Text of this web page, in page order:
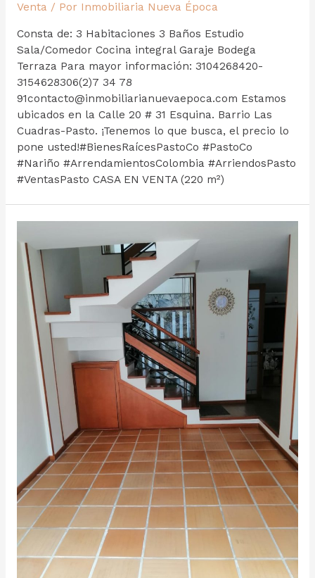
Venta / Por Inmobiliaria Nueva Época
Consta de: 3 Habitaciones 3 Baños Estudio
Sala/Comedor Cocina integral Garaje Bodega
Terraza Para mayor información: 3104268420-
3154628306(2)7 34 78
91contacto@inmobiliarianuevaepoca.com Estamos
ubicados en la Calle 20 # 31 Esquina. Barrio Las
Cuadras-Pasto. ¡Tenemos lo que busca, el precio lo
pone usted!#BienesRaícesPastoCo #PastoCo
#Nariño #ArrendamientosColombia #ArriendosPasto
#VentasPasto CASA EN VENTA (220 m²)